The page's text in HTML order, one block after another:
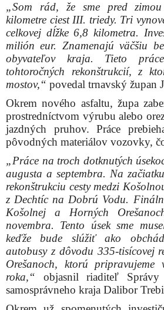
„Som rád, že sme pred
kilometre ciest III. triedy. Tri
celkovej dĺžke 6,8 kilometra.
milión eur. Znamenajú väčšiu
obyvateľov kraja. Tieto
tohtoročných rekonštrukcií, z
mostov,“ povedal trnavský župan
Okrem nového asfaltu, župa
prostredníctvom výrubu alebo
jazdných pruhov. Práce
pôvodných materiálov vozovky,
„Práce na troch dotknutých
augusta a septembra. Na
rekonštrukciu cesty medzi
z Dechtíc na Dobrú Vodu.
Košolnej a Horných
novembra. Tento úsek sme
keďže bude slúžiť ako
autobusy z dôvodu 335-tisícovej
Orešanoch, ktorú
roka,“ objasnil riaditeľ
samosprávneho kraja Dalibor